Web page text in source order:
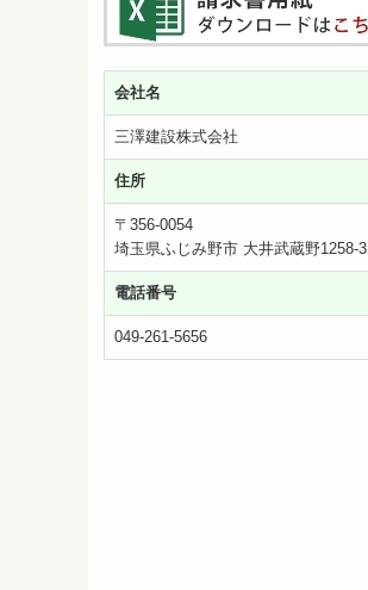
会社名
三澤建設株式会社
住所
〒356-0054
埼玉県ふじみ野市 大井武蔵野1258-3
電話番号
049-261-5656